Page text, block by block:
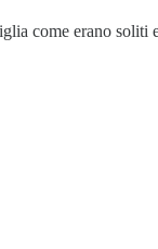
come erano